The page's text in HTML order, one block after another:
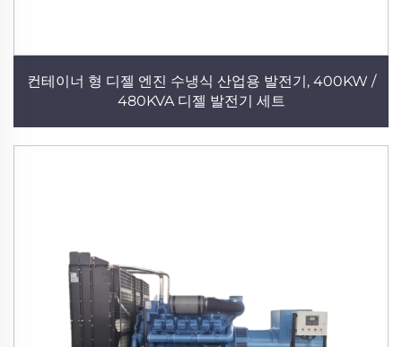
컨테이너 형 디젤 엔진 수냉식 산업용 발전기, 400KW /
480KVA 디젤 발전기 세트